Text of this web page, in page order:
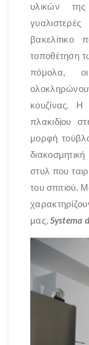
υλικών
τοποθέτηση
πόμολα,
κουζίνας. Η
πλακιδίου
μορφή
στυλ που
του σπιτιού.
μας, Systema